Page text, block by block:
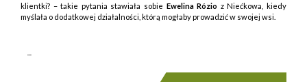
klientki? – takie py­tania stawiała sobie Ewelina Rózio z Niećkowa, kiedy
myślała o dodatkowej działalności, którą mogłaby prowadzić w swojej wsi.